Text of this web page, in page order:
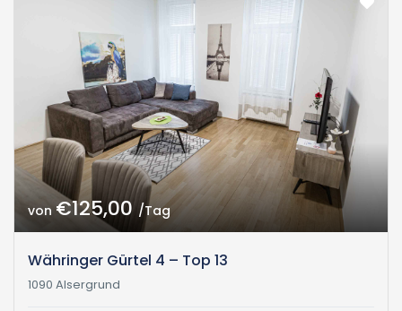
von €125,00/Tag
Währinger Gürtel 4 – Top 13
1090 Alsergrund